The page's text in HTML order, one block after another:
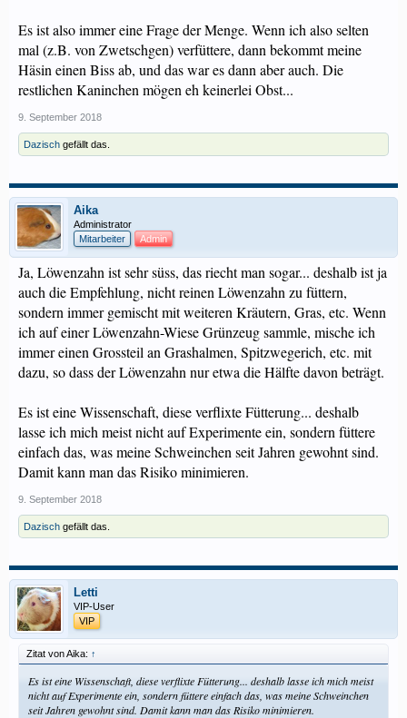
Es ist also immer eine Frage der Menge. Wenn ich also selten
mal (z.B. von Zwetschgen) verfüttere, dann bekommt meine
Häsin einen Biss ab, und das war es dann aber auch. Die
restlichen Kaninchen mögen eh keinerlei Obst...
9. September 2018
Dazisch gefällt das.
Aika
Administrator
Mitarbeiter
Admin
Ja, Löwenzahn ist sehr süss, das riecht man sogar... deshalb ist ja
auch die Empfehlung, nicht reinen Löwenzahn zu füttern,
sondern immer gemischt mit weiteren Kräutern, Gras, etc. Wenn
ich auf einer Löwenzahn-Wiese Grünzeug sammle, mische ich
immer einen Grossteil an Grashalmen, Spitzwegerich, etc. mit
dazu, so dass der Löwenzahn nur etwa die Hälfte davon beträgt.
Es ist eine Wissenschaft, diese verflixte Fütterung... deshalb
lasse ich mich meist nicht auf Experimente ein, sondern füttere
einfach das, was meine Schweinchen seit Jahren gewohnt sind.
Damit kann man das Risiko minimieren.
9. September 2018
Dazisch gefällt das.
Letti
VIP-User
VIP
Zitat von Aika: ↑
Es ist eine Wissenschaft, diese verflixte Fütterung... deshalb lasse ich mich meist
nicht auf Experimente ein, sondern füttere einfach das, was meine Schweinchen
seit Jahren gewohnt sind. Damit kann man das Risiko minimieren.